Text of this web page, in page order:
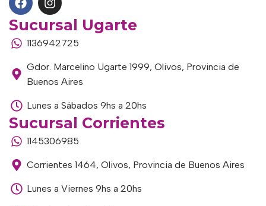
Sucursal Ugarte
1136942725
Gdor. Marcelino Ugarte 1999, Olivos, Provincia de
Buenos Aires
Lunes a Sábados 9hs a 20hs
Sucursal Corrientes
1145306985
Corrientes 1464, Olivos, Provincia de Buenos Aires
Lunes a Viernes 9hs a 20hs